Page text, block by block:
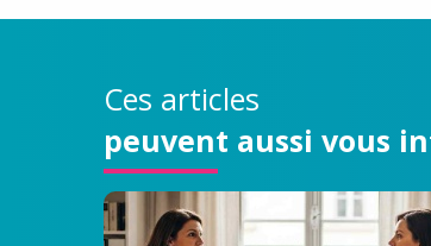
Ces articles
peuvent aussi vous